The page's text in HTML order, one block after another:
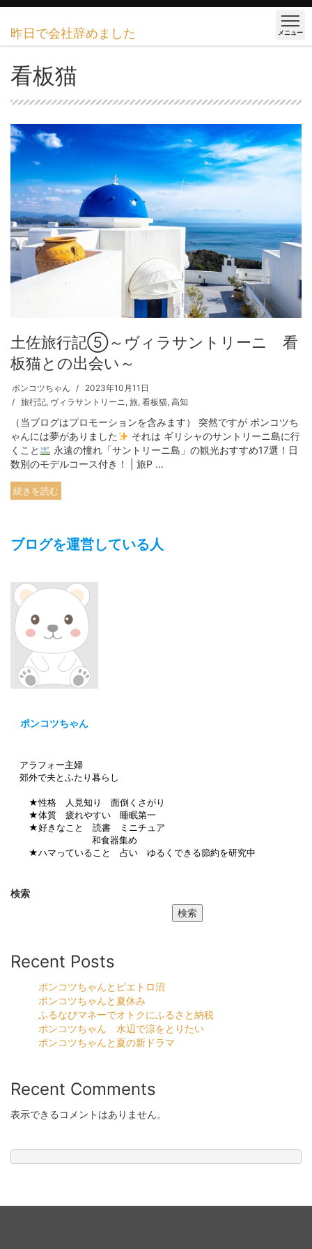
昨日で会社辞めました メニュー
看板猫
土佐旅行記⑤～ヴィラサントリーニ 看
板猫との出会い～
ポンコツちゃん
2023年10月11日
旅行記, ヴィラサントリーニ, 旅, 看板猫, 高知
（当ブログはプロモーションを含みます） 突然ですが ポンコツち
ゃんには夢がありました
それは ギリシャのサントリーニ島に行
くこと
永遠の憧れ「サントリーニ島」の観光おすすめ17選！日
数別のモデルコース付き！ | 旅P ...
続きを読む
ブログを運営している人
ポンコツちゃん
アラフォー主婦
郊外で夫とふたり暮らし
★性格 人見知り 面倒くさがり
★体質 疲れやすい 睡眠第一
★好きなこと 読書 ミニチュア
和食器集め
★ハマっていること 占い ゆるくできる節約を研究中
検索
検索
Recent Posts
ポンコツちゃんとピエトロ沼
ポンコツちゃんと夏休み
ふるなびマネーでオトクにふるさと納税
ポンコツちゃん 水辺で涼をとりたい
ポンコツちゃんと夏の新ドラマ
Recent Comments
表示できるコメントはありません。